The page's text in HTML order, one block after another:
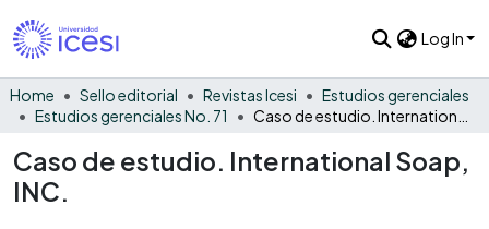
Log In
Home Sello editorial Revistas Icesi
Estudios gerenciales
Estudios gerenciales No. 71
Caso de estudio. International Soap,
INC.